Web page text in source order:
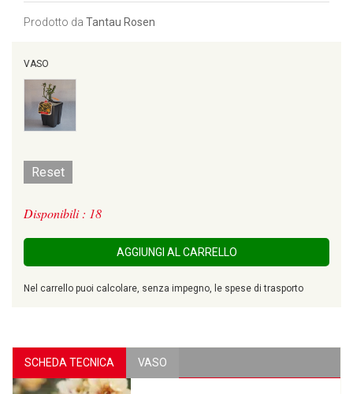
Prodotto da Tantau Rosen
VASO
Reset
Disponibili : 18
AGGIUNGI AL CARRELLO
Nel carrello puoi calcolare, senza impegno, le spese di trasporto
SCHEDA TECNICA VASO